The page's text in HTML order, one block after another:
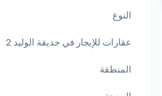
النوع
عقارات للإيجار في حديقة الوليد 2
المنطقة